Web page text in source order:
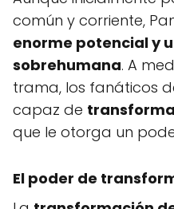
común y corriente,
enorme potencial y
sobrehumana. A
trama, los fanáticos
capaz de
que le otorga un
El poder de